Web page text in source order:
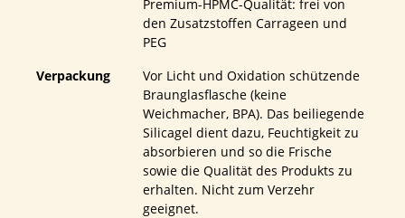
Premium-HPMC-Qualität: frei von
den Zusatzstoffen Carrageen und
PEG
Verpackung
Vor Licht und Oxidation schützende
Braunglasflasche (keine
Weichmacher, BPA). Das beiliegende
Silicagel dient dazu, Feuchtigkeit zu
absorbieren und so die Frische
sowie die Qualität des Produkts zu
erhalten. Nicht zum Verzehr
geeignet.